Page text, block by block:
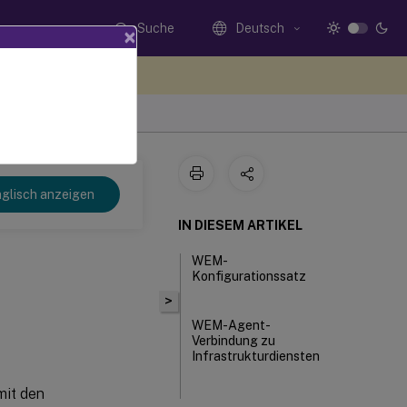
Suche Deutsch
anzeigen
den
>
IN DIESEM ARTIKEL
WEM-
Konfigurationssatz
WEM-Agent-
Verbindung zu
Infrastrukturdiensten
×